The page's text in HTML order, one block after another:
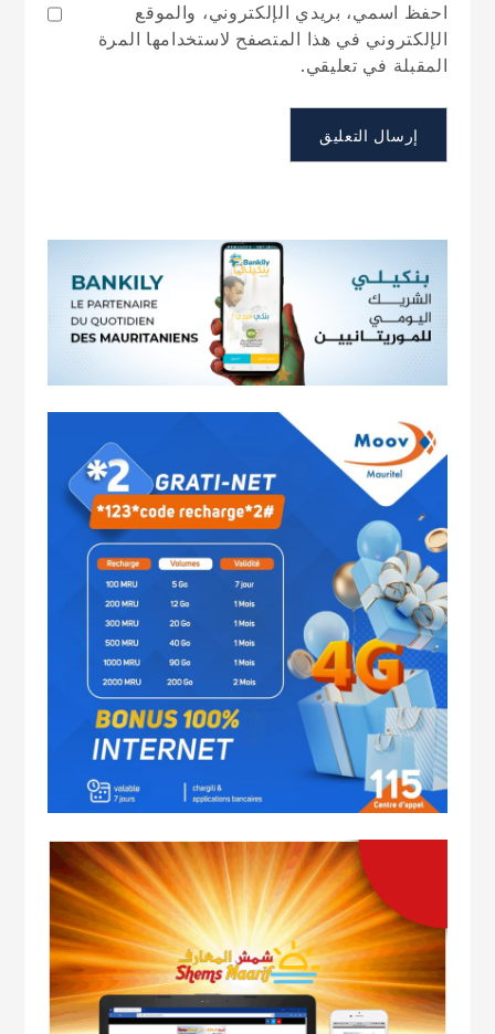
احفظ اسمي، بريدي الإلكتروني، والموقع
الإلكتروني في هذا المتصفح لاستخدامها المرة
المقبلة في تعليقي.